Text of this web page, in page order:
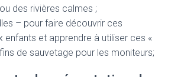
des rivières calmes ;
– pour faire découvrir ces
enfants et apprendre à utiliser ces «
de sauvetage pour les moniteurs;